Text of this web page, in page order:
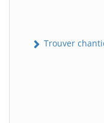
Trouver